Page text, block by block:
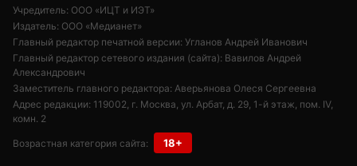
Учредитель: ООО «ИЦТ и ИЭТ»
Издатель: ООО «Медианет»
Главный редактор печатной версии: Угланов Андрей Иванович
Главный редактор сетевого издания (сайта): Вавилов Андрей
Александрович
Заместитель главного редактора: Аверьянова Олеся Сергеевна
Адрес редакции: 119002, г. Москва, ул. Арбат, д. 29, 1-й этаж, пом. IV,
комн. 2
Возрастная категория сайта: 18+